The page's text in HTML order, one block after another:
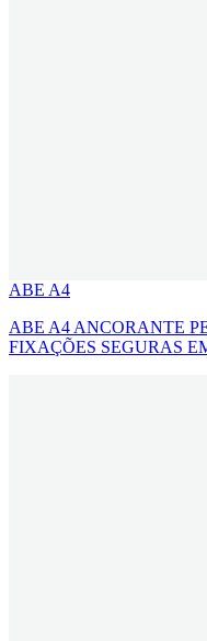
ABE A4
ABE A4 ANCORANTE
FIXAÇÕES SEGURAS